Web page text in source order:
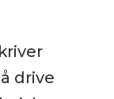
drive